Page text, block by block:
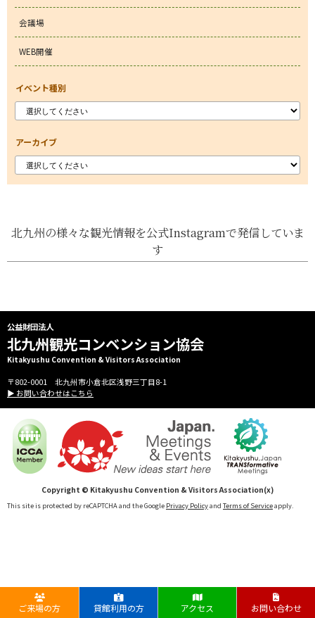
会議場
WEB開催
イベント種別
アーカイブ
北九州の様々な観光情報を公式Instagramで発信していま
す
公益財団法人
北九州観光コンベンション協会
Kitakyushu Convention & Visitors Association
〒802-0001 北九州市小倉北区浅野三丁目8-1
▶ お問い合わせはこちら
Copyright © Kitakyushu Convention & Visitors Association(x)
This site is protected by reCAPTCHA and the Google Privacy Policyand Terms of Serviceapply.
ご来場の方 貸館利用の方 アクセス お問い合わせ